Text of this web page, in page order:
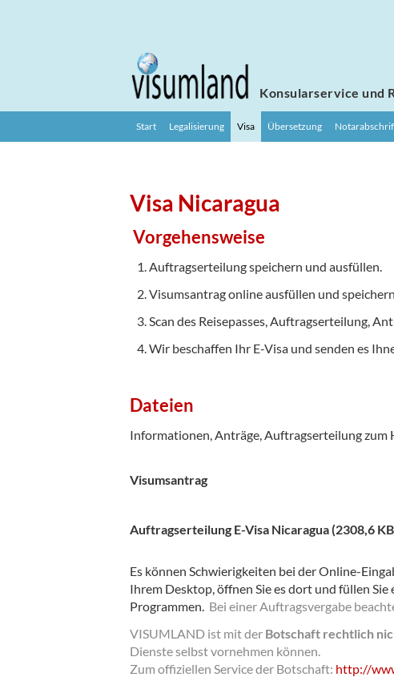
Konsularservice und
Start Legalisierung Visa Übersetzung
Visa Nicaragua
Vorgehensweise
Auftragserteilung speichern und ausfüllen.
Visumsantrag online ausfüllen und speichern
Scan des Reisepasses, Auftragserteilung,
Wir beschaffen Ihr E-Visa und senden es
Dateien
Informationen, Anträge, Auftragserteilung zum
Visumsantrag
Auftragserteilung E-Visa Nicaragua (2308,6
Es können Schwierigkeiten bei der Online-
Ihrem Desktop, öffnen Sie es dort und füllen
Programmen. Bei einer Auftragsvergabe
VISUMLAND ist mit der Botschaft rechtlich
Dienste selbst vornehmen können.
Zum offiziellen Service der Botschaft: http:/­/­